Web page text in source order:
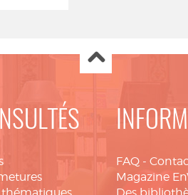
FAQ -
Magazine